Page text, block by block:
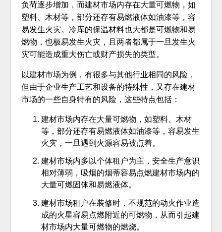
负荷逐步增加，而建材市场内存在大量可燃物，如
塑料、木材等，部分还存有易燃液体如油漆等，容
易发生火灾。冷库的保温材料也大都是可燃物和易
燃物，也极易发生火灾，且两者都属于一旦发生火
灾可能造成重大伤亡或财产损失的类型。
以建材市场为例，有很多与其他行业相同的风险，
但由于企业生产工艺和设备的特殊性，又存在建材
市场的一些自身特有的风险，这些特点包括：
建材市场内存在大量可燃物，如塑料、木材
等，部分还存有易燃液体如油漆等，容易发生
火灾，一旦遇到火源容易被点着。
建材市场内多以个体租户为主，安全生产意识
相对薄弱，吸烟的烟蒂容易点燃建材市场内的
大量可燃固体和易燃液体。
建材市场租户在装修时，不规范的动火作业造
成的火星容易点燃附近的可燃物，从而引起建
材市场内大量可燃物的燃烧。